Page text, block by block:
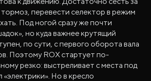
тормоз, перевести селектор в режим
Под ногой сразу же почти
но куда важнее крутящий
по сути, с первого оборота вала
Поэтому ROX стартует по-
резко: выстреливает с места под
«электрики». Но в кресло